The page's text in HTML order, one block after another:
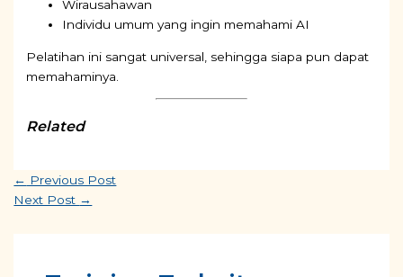
Wirausahawan
Individu umum yang ingin memahami AI
Pelatihan ini sangat universal, sehingga siapa pun dapat
memahaminya.
Related
← Previous Post
Next Post →